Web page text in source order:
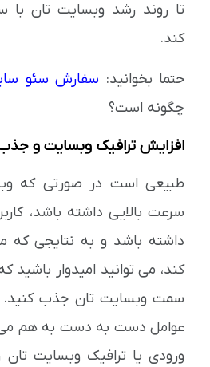
تا روند رشد وبسایت تان
کند.
حتما بخوانید: سفارش سئو
چگونه است؟
افزایش ترافیک وبسایت و جذب
طبیعی است در صورتی که
سرعت بالایی داشته باشد،
داشته باشد و به نتایجی
کند، می توانید امیدوار باشید
سمت وبسایت تان جذب کنید.
عوامل دست به دست به هم می
ورودی یا ترافیک وبسایت تان